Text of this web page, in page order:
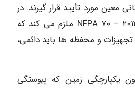
معین مورد تأیید قرار گیرند. در
این راستا، استاندارد ۲۰۱۲ – ۷۰ NFPA ملزم می کند که
تجهیزات و محفظه ها باید دائمی،
یکپارچگی زمین که پیوستگی